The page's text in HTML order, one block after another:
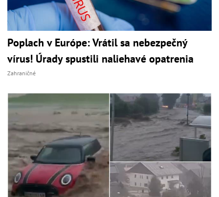
Poplach v Európe: Vrátil sa nebezpečný
vírus! Úrady spustili naliehavé opatrenia
Zahraničné